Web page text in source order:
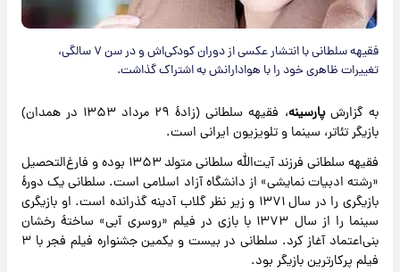
فقیهه سلطانی با انتشار عکسی از دوران کودکی‌اش و در سن ۷ سالگی،
تغییرات ظاهری خود را با هوادارانش به اشتراک گذاشت.
به گزارشپارسینه
، فقیهه سلطانی (زادهٔ ۲۹ مرداد ۱۳۵۳ در همدان)
بازیگر تئاتر، سینما و تلویزیون ایرانی است.
فقیهه سلطانی فرزند آیت‌الله سلطانی متولد ۱۳۵۳ بوده و فارغ‌التحصیل
«رشته ادبیات نمایشی» از دانشگاه آزاد اسلامی است. سلطانی یک دورهٔ
بازیگری را در سال ۱۳۷۱ و زیر نظر گلاب آدینه گذرانده است. او بازیگری
سینما را از سال ۱۳۷۳ با بازی در فیلم «روسری آبی» ساختهٔ رخشان
بنی‌اعتماد آغاز کرد. سلطانی در بیست و یکمین جشنواره فیلم فجر با ۳
فیلم پرکارترین بازیگر بود.